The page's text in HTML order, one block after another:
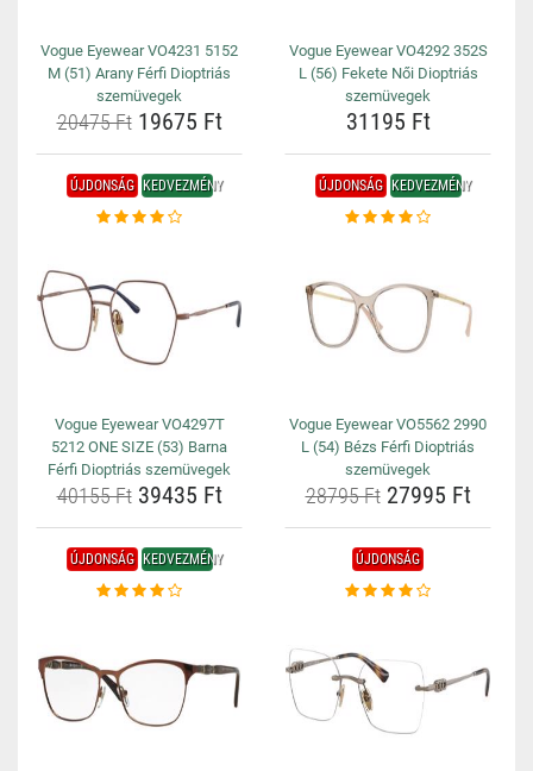
Vogue Eyewear VO4231 5152
M (51) Arany Férfi Dioptriás
szemüvegek
20475 Ft19675 Ft
Vogue Eyewear VO4292 352S
L (56) Fekete Női Dioptriás
szemüvegek
31195 Ft
ÚJDONSÁG KEDVEZMÉNY
Vogue Eyewear VO4297T
5212 ONE SIZE (53) Barna
Férfi Dioptriás szemüvegek
40155 Ft39435 Ft
ÚJDONSÁG KEDVEZMÉNY
Vogue Eyewear VO5562 2990
L (54) Bézs Férfi Dioptriás
szemüvegek
28795 Ft27995 Ft
ÚJDONSÁG KEDVEZMÉNY ÚJDONSÁG